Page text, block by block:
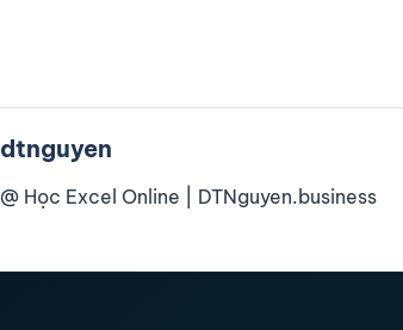
dtnguyen
@ Học Excel Online | DTNguyen.business